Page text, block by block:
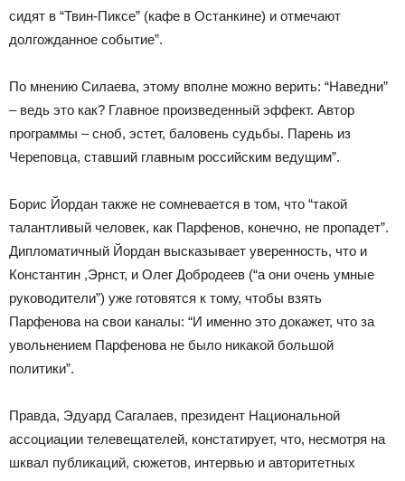
сидят в “Твин-Пиксе” (кафе в Останкине) и отмечают
долгожданное событие”.
По мнению Силаева, этому вполне можно верить: “Наведни”
– ведь это как? Главное произведенный эффект. Автор
программы – сноб, эстет, баловень судьбы. Парень из
Череповца, ставший главным российским ведущим”.
Борис Йордан также не сомневается в том, что “такой
талантливый человек, как Парфенов, конечно, не пропадет”.
Дипломатичный Йордан высказывает уверенность, что и
Константин ,Эрнст, и Олег Добродеев (“а они очень умные
руководители”) уже готовятся к тому, чтобы взять
Парфенова на свои каналы: “И именно это докажет, что за
увольнением Парфенова не было никакой большой
политики”.
Правда, Эдуард Сагалаев, президент Национальной
ассоциации телевещателей, констатирует, что, несмотря на
шквал публикаций, сюжетов, интервью и авторитетных